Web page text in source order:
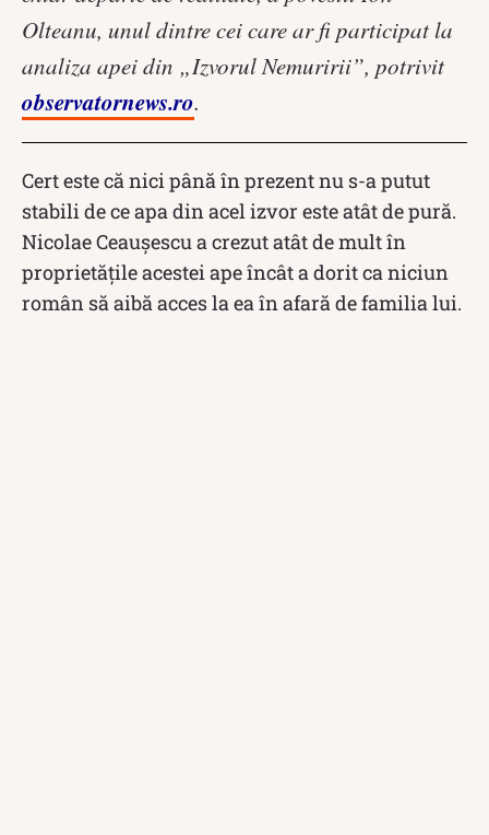
Olteanu, unul dintre cei care ar fi participat la
analiza apei din „Izvorul Nemuririi”, potrivit
observatornews.ro.
Cert este că nici până în prezent nu s-a putut
stabili de ce apa din acel izvor este atât de pură.
Nicolae Ceaușescu a crezut atât de mult în
proprietățile acestei ape încât a dorit ca niciun
român să aibă acces la ea în afară de familia lui.